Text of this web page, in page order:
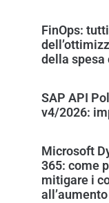
FinOps:
della spesa
SAP API
v4/2026:
Microsoft
365: come
mitigare i